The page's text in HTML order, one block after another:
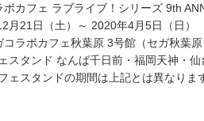
カフェ ラブライブ！シリーズ 9th
月21日（土）～ 2020年4月5日（日）
ラボカフェ秋葉原 3号館（セガ秋葉原
スタンド なんば千日前・福岡天神・仙
ェスタンドの期間は上記とは異なりま